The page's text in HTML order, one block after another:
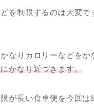
を制限するのは大変
なりカロリーなどをか
かなり近づきます。
が長い食卓便を今回は